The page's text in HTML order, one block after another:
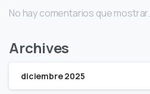
No hay comentarios que mostrar.
Archives
diciembre 2025